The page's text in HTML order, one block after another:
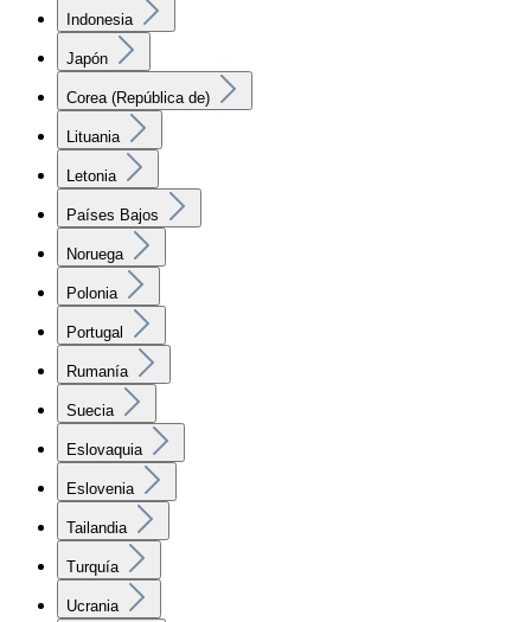
Indonesia
Japón
Corea (República de)
Lituania
Letonia
Países Bajos
Noruega
Polonia
Portugal
Rumanía
Suecia
Eslovaquia
Eslovenia
Tailandia
Turquía
Ucrania